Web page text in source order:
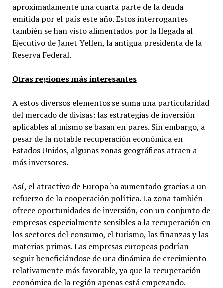
aproximadamente una cuarta parte de la deuda
emitida por el país este año. Estos interrogantes
también se han visto alimentados por la llegada al
Ejecutivo de Janet Yellen, la antigua presidenta de la
Reserva Federal.
Otras regiones más interesantes
A estos diversos elementos se suma una particularidad
del mercado de divisas: las estrategias de inversión
aplicables al mismo se basan en pares. Sin embargo, a
pesar de la notable recuperación económica en
Estados Unidos, algunas zonas geográficas atraen a
más inversores.
Así, el atractivo de Europa ha aumentado gracias a un
refuerzo de la cooperación política. La zona también
ofrece oportunidades de inversión, con un conjunto de
empresas especialmente sensibles a la recuperación en
los sectores del consumo, el turismo, las finanzas y las
materias primas. Las empresas europeas podrían
seguir beneficiándose de una dinámica de crecimiento
relativamente más favorable, ya que la recuperación
económica de la región apenas está empezando.